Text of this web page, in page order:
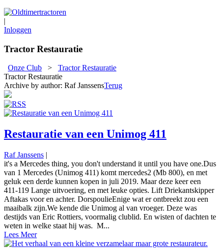
|
Inloggen
Tractor Restauratie
Onze Club > Tractor Restauratie
Tractor Restauratie
Archive by author: Raf JanssensTerug
Restauratie van een Unimog 411
Raf Janssens |
it's a Mercedes thing, you don't understand it until you have one.Dus
van 1 Mercedes (Unimog 411) komt mercedes2 (Mb 800), en met
geluk een derde kunnen kopen in juli 2019. Maar deze keer een
411-119 Lange uitvoering, en met leuke opties. Lift Driekantskipper
Aftakas voor en achter. DorspoulieEnige wat er ontbreekt zou een
maaibalk zijn.We kende die Unimog al van vroeger. Deze was
destijds van Eric Rottiers, voormalig clublid. En wisten of dachten te
weten in welke staat hij was. M...
Lees Meer